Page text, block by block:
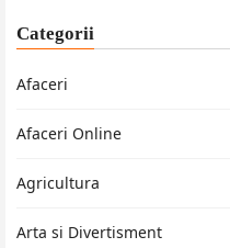
Categorii
Afaceri
Afaceri Online
Agricultura
Arta si Divertisment